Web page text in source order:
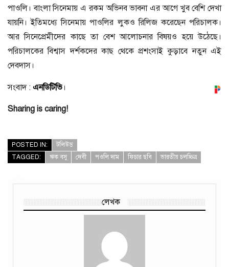
পাওলি। বাংলা সিনেমায় এ রকম অভিনব ভাবনা এর আগে খুব বেশি দেখা
যায়নি। ইতিমধ্যে সিনেমায় পাওলির লুকও রিলিজ করেছেন পরিচালক।
আর সিনেপ্রেমীদের কাছে তা বেশ আলোচনার বিষয়ও হয়ে উঠেছে।
পরিচালকের বিশ্বাস দর্শকদের কাছ থেকে প্রশংসাই কুড়াবে নতুন এই
দেবদাস।
সংবাদ : এনডিটিভি।
Sharing is caring!
POSTED IN:
টলিউড
TAGGED:
ঋক বসু দেবী পওলি দাম ফিচার ছবি ভারতীয় চলচ্চিত্র
লেখক